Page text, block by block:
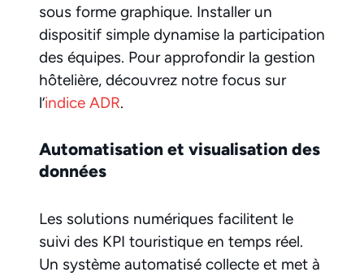
sous forme graphique. Installer un
dispositif simple dynamise la participation
des équipes. Pour approfondir la gestion
hôtelière, découvrez notre focus sur
l’indice ADR.
Automatisation et visualisation des
données
Les solutions numériques facilitent le
suivi des KPI touristique en temps réel.
Un système automatisé collecte et met à